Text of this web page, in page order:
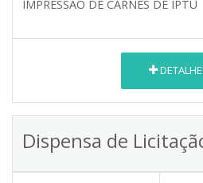
IMPRESSÃO DE CARNÊS DE IPTU
Dispensa de